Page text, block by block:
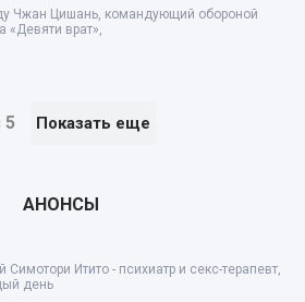
Чжан Цишань, командующий обороной
«Девяти врат»,
5 Показать еще
АНОНСЫ
Симотори Итито - психиатр и секс-терапевт,
день